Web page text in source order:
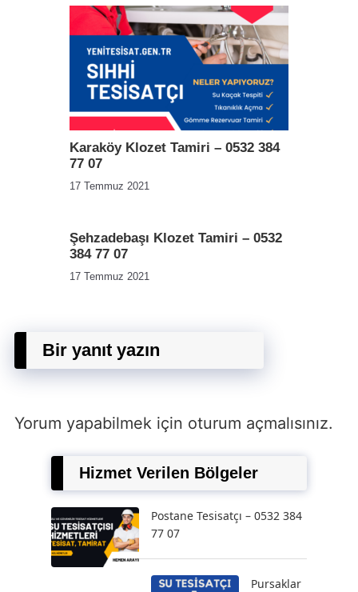
Karaköy Klozet Tamiri – 0532 384
77 07
17 Temmuz 2021
Şehzadebaşı Klozet Tamiri – 0532
384 77 07
17 Temmuz 2021
Bir yanıt yazın
Yorum yapabilmek için oturum açmalısınız.
Hizmet Verilen Bölgeler
Postane Tesisatçı – 0532 384
77 07
Pursaklar